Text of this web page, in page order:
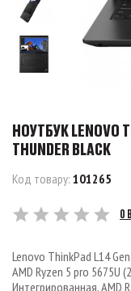
НОУТБУК LENOVO
THUNDER BLACK
Код товару: 101265
0
Lenovo ThinkPad L14
AMD Ryzen 5 pro 5675U
Интегрированная, AMD